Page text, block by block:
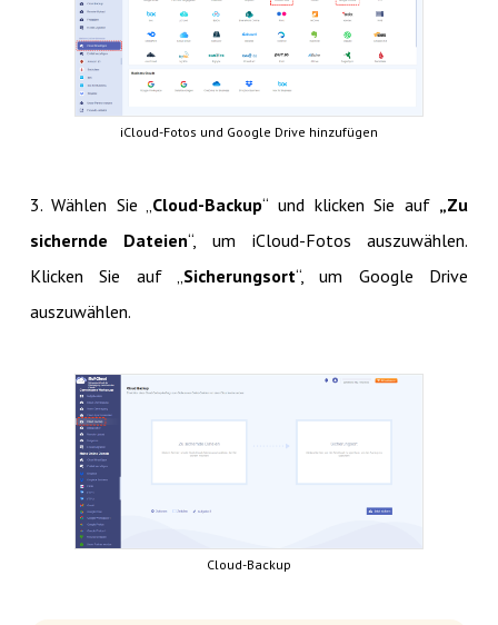
iCloud-Fotos und Google Drive hinzufügen
3. Wählen Sie „Cloud-Backup“ und klicken Sie auf „Zu
sichernde Dateien“, um iCloud-Fotos auszuwählen.
Klicken Sie auf „Sicherungsort“, um Google Drive
auszuwählen.
Cloud-Backup